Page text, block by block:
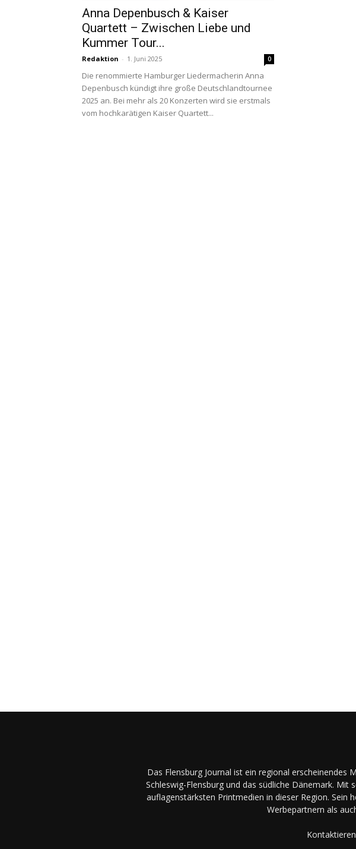
Anna Depenbusch & Kaiser
Quartett – Zwischen Liebe und
Kummer Tour...
Redaktion - 1. Juni 2025 0
Die renommierte Hamburger Liedermacherin Anna
Depenbusch kündigt ihre große Deutschlandtournee
2025 an. Bei mehr als 20 Konzerten wird sie erstmals
vom hochkarätigen Kaiser Quartett...
Das Flensburg Journal ist ein regional erscheinendes
Schleswig-Flensburg und das südliche Dänemark. Mit
auflagenstärksten Printmedien in dieser Region. Sein
Werbepartnern als